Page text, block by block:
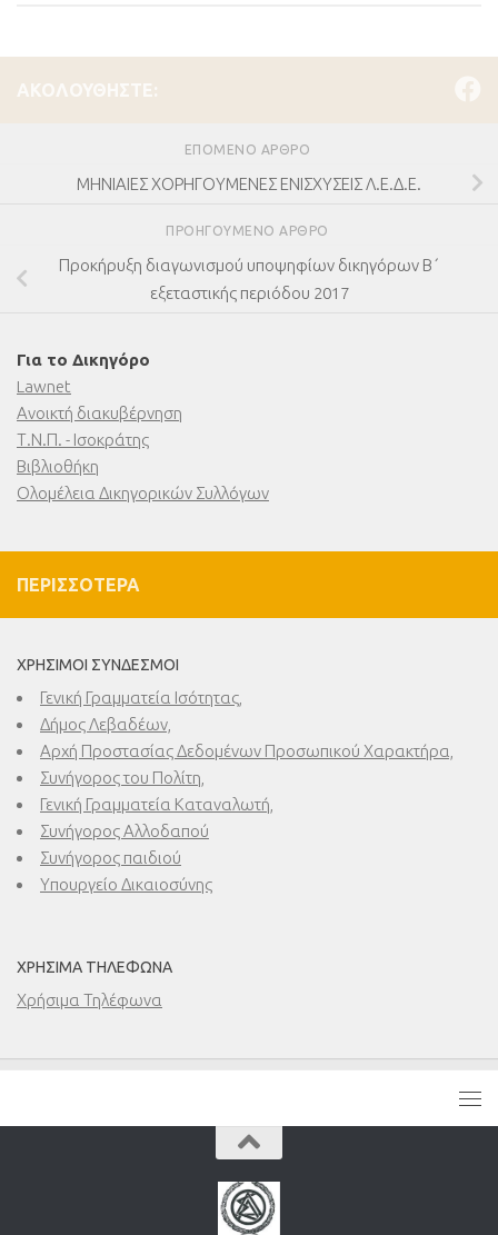
ΑΚΟΛΟΥΘΉΣΤΕ:
ΕΠΌΜΕΝΟ ΆΡΘΡΟ
ΜΗΝΙΑΙΕΣ ΧΟΡΗΓΟΥΜΕΝΕΣ ΕΝΙΣΧΥΣΕΙΣ Λ.Ε.Δ.Ε.
ΠΡΟΗΓΟΎΜΕΝΟ ΆΡΘΡΟ
Προκήρυξη διαγωνισμού υποψηφίων δικηγόρων Β΄
εξεταστικής περιόδου 2017
Για το Δικηγόρο
Lawnet
Ανοικτή διακυβέρνηση
Τ.Ν.Π. - Ισοκράτης
Βιβλιοθήκη
Ολομέλεια Δικηγορικών Συλλόγων
ΠΕΡΙΣΣΌΤΕΡΑ
ΧΡΉΣΙΜΟΙ ΣΎΝΔΕΣΜΟΙ
Γενική Γραμματεία Ισότητας,
Δήμος Λεβαδέων,
Αρχή Προστασίας Δεδομένων Προσωπικού Χαρακτήρα,
Συνήγορος του Πολίτη,
Γενική Γραμματεία Καταναλωτή,
Συνήγορος Αλλοδαπού
Συνήγορος παιδιού
Υπουργείο Δικαιοσύνης
ΧΡΉΣΙΜΑ ΤΗΛΈΦΩΝΑ
Χρήσιμα Τηλέφωνα